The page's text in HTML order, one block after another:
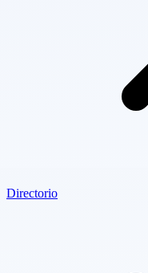
Directorio